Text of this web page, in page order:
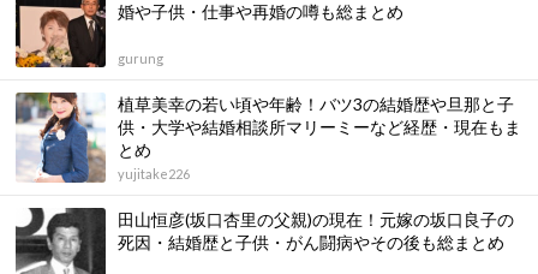
婚や子供・仕事や再婚の噂も総まとめ
gurung
植草美幸の若い頃や年齢！バツ3の結婚歴や旦那と子
供・大学や結婚相談所マリーミーなど経歴・現在もま
とめ
yujitake226
田山恒彦(坂口杏里の父親)の現在！元嫁の坂口良子の
死因・結婚歴と子供・がん闘病やその後も総まとめ